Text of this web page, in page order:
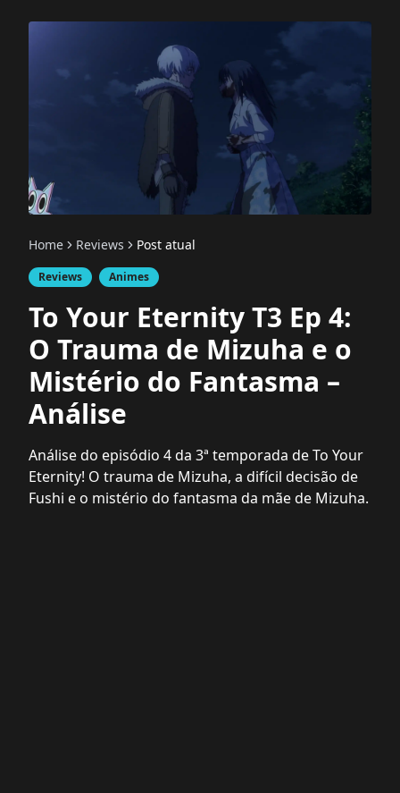
Home Reviews Post atual
Reviews Animes
To Your Eternity T3 Ep 4:
O Trauma de Mizuha e o
Mistério do Fantasma –
Análise
Análise do episódio 4 da 3ª temporada de To Your
Eternity! O trauma de Mizuha, a difícil decisão de
Fushi e o mistério do fantasma da mãe de Mizuha.